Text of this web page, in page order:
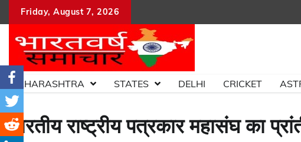
content
Friday, August 7, 2026
MAHARASHTRA STATES DELHI CRICKET
भारतीय राष्ट्रीय पत्रकार महासंघ का